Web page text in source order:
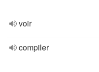
voir
compiler